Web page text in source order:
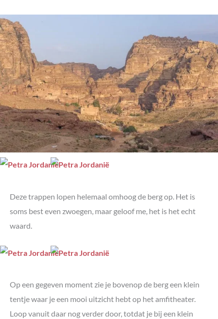
Deze trappen lopen helemaal omhoog de berg op. Het is
soms best even zwoegen, maar geloof me, het is het echt
waard.
Op een gegeven moment zie je bovenop de berg een klein
tentje waar je een mooi uitzicht hebt op het amfitheater.
Loop vanuit daar nog verder door, totdat je bij een klein